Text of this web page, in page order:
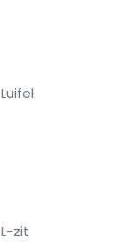
Luifel
L-zit